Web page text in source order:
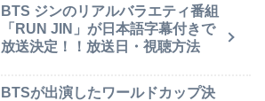
BTS ジンのリアルバラエティ番組
「RUN JIN」が日本語字幕付きで
放送決定！！放送日・視聴方法
BTSが出演したワールドカップ決